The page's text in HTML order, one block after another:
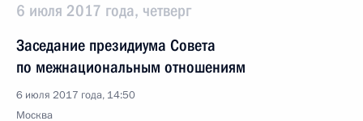
6 июля 2017 года, четверг
Заседание президиума Совета
по межнациональным отношениям
6 июля 2017 года, 14:50
Москва